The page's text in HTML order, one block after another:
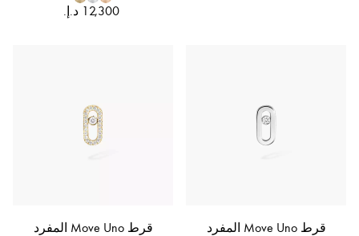
قرط Move Uno المفرد
قرط Move Uno المفرد